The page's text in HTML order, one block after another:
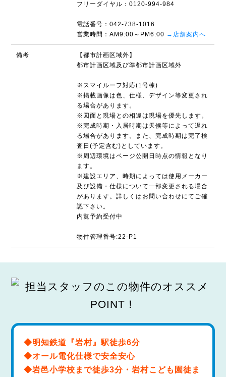
フリーダイヤル：0120-994-984
電話番号：042-738-1016
営業時間：AM9:00～PM6:00 →店舗案内へ
備考
【都市計画区域外】
都市計画区域及び準都市計画区域外
※スマイルーフ対応(1号棟)
※掲載画像は色、仕様、デザイン等変更され
る場合があります。
※図面と現場との相違は現場を優先します。
※完成時期・入居時期は天候等によって遅れ
る場合があります。また、完成時期は完了検
査日(予定含む)としています。
※周辺環境はページ公開日時点の情報となり
ます。
※建設エリア、時期によっては使用メーカー
及び設備・仕様について一部変更される場合
があります。詳しくはお問い合わせにてご確
認下さい。
内覧予約受付中
物件管理番号:22-P1
◆明知鉄道『岩村』駅徒歩6分
◆オール電化仕様で安全安心
◆岩邑小学校まで徒歩3分・岩村こども園徒ま